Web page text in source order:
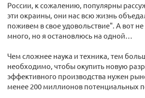
России, к сожалению, популярны
эти окраины, они нас всю жизнь
поживем в свое удовольствие". А вот
много, но я остановлюсь на одной…
Чем сложнее наука и техника, тем
необходимо, чтобы окупить новую
эффективного производства нужен
менее 200 миллионов потенциальных